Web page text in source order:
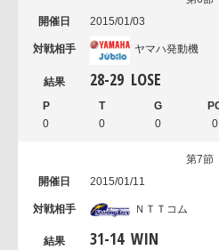
2015/01/03
ヤマハ発動機
28-29 LOSE
0 0 0 0
第7節
2015/01/11
ＮＴＴコム
31-14 WIN